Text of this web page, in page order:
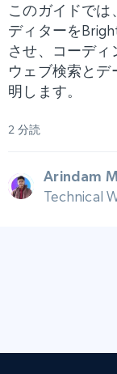
このガイドでは
ディターを
させ、コーディ
ウェブ検索とデ
明します。
2 分読
Arindam
Technical